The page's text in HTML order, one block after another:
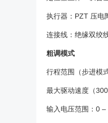
执行器：PZT 压电
连接线：绝缘双绞
粗调模式
行程范围（步进模
最大驱动速度（
输入电压范围：0 –